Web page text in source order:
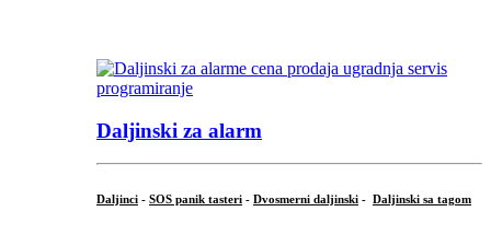
Daljinski za alarm
Daljinci - SOS panik tasteri - Dvosmerni daljinski - Daljinski sa tagom